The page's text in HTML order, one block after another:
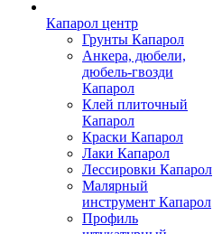
Капарол центр
Грунты Капарол
Анкера, дюбели,
дюбель-гвозди
Капарол
Клей плиточный
Капарол
Краски Капарол
Лаки Капарол
Лессировки Капарол
Малярный
инструмент Капарол
Профиль